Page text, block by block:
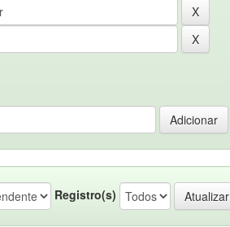
Registro(s)